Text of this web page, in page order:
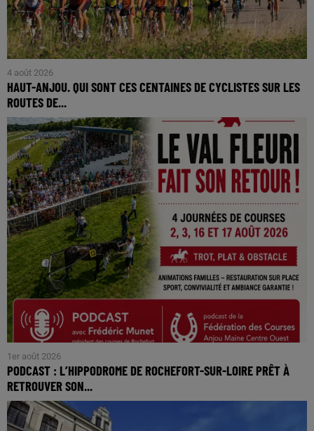
4 août 2026
HAUT-ANJOU. QUI SONT CES CENTAINES DE CYCLISTES SUR LES
ROUTES DE...
1er août 2026
PODCAST : L’HIPPODROME DE ROCHEFORT-SUR-LOIRE PRÊT À
RETROUVER SON...